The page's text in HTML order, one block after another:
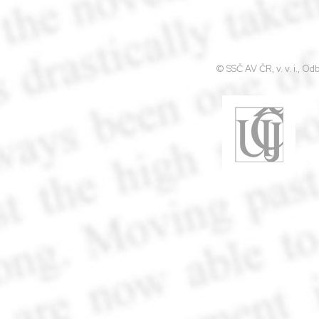
© SSČ AV ČR, v. v. i.,